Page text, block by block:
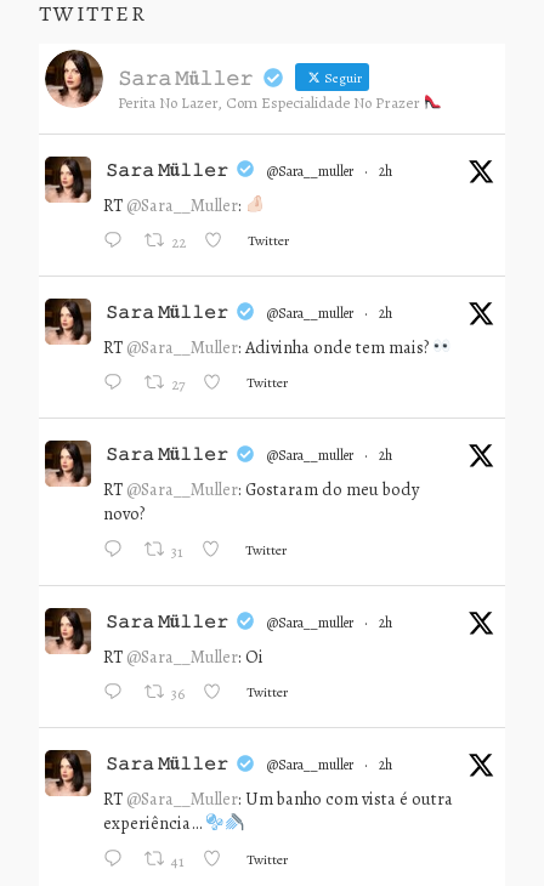
TWITTER
𝚂𝚊𝚛𝚊 𝙼ü𝚕𝚕𝚎𝚛 Seguir
Perita No Lazer, Com Especialidade No Prazer
𝚂𝚊𝚛𝚊 𝙼ü𝚕𝚕𝚎𝚛 @sara__muller · 2h
RT @Sara__Muller:
22 Twitter
𝚂𝚊𝚛𝚊 𝙼ü𝚕𝚕𝚎𝚛 @sara__muller · 2h
RT @Sara__Muller: Adivinha onde tem mais?
27 Twitter
𝚂𝚊𝚛𝚊 𝙼ü𝚕𝚕𝚎𝚛 @sara__muller · 2h
RT @Sara__Muller: Gostaram do meu body
novo?
31 Twitter
𝚂𝚊𝚛𝚊 𝙼ü𝚕𝚕𝚎𝚛 @sara__muller · 2h
RT @Sara__Muller: Oi
36 Twitter
𝚂𝚊𝚛𝚊 𝙼ü𝚕𝚕𝚎𝚛 @sara__muller · 2h
RT @Sara__Muller: Um banho com vista é outra
experiência…
41 Twitter